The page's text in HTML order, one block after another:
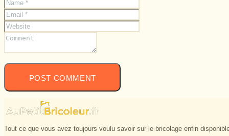
Tout ce que vous avez toujours voulu savoir sur le bricolage enfin